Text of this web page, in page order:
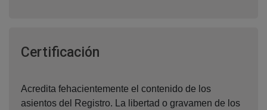
Certificación
Acredita fehacientemente el contenido de los
asientos del Registro. La libertad o gravamen de los